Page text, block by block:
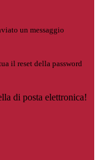
un messaggio
il reset della password
di posta elettronica!